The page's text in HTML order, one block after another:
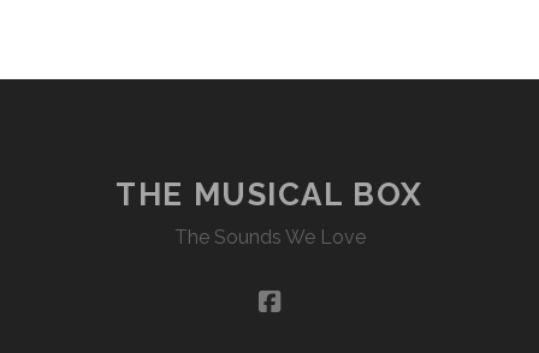
THE MUSICAL BOX
The Sounds We Love
facebook